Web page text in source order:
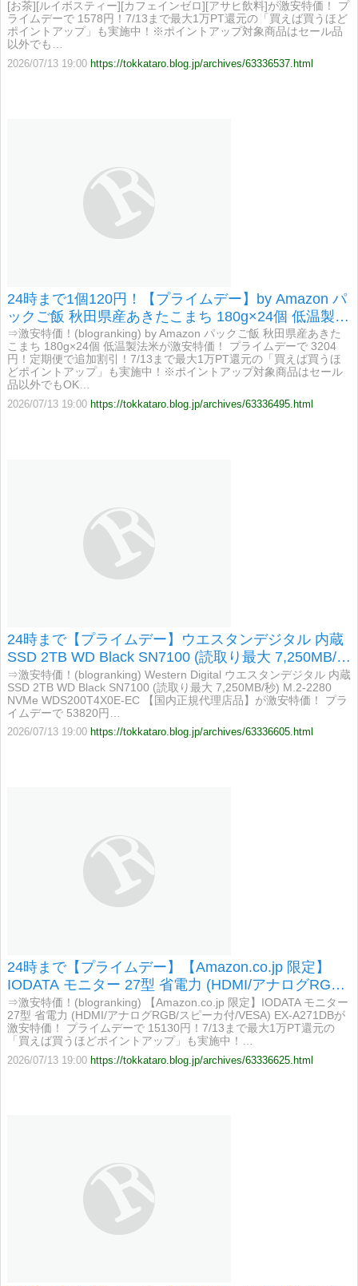
[お茶][ルイボスティー][カフェインゼロ][アサヒ飲料]が激安特価！ プ
ライムデーで 1578円！7/13まで最大1万PT還元の「買えば買うほど
ポイントアップ」も実施中！※ポイントアップ対象商品はセール品
以外でも…
2026/07/13 19:00 https://tokkataro.blog.jp/archives/63336537.html
24時まで1個120円！【プライムデー】by Amazon パ
ックご飯 秋田県産あきたこまち 180g×24個 低温製法
米が激安特価！
⇒激安特価！(blogranking) by Amazon パックご飯 秋田県産あきた
こまち 180g×24個 低温製法米が激安特価！ プライムデーで 3204
円！定期便で追加割引！7/13まで最大1万PT還元の「買えば買うほ
どポイントアップ」も実施中！※ポイントアップ対象商品はセール
品以外でもOK…
2026/07/13 19:00 https://tokkataro.blog.jp/archives/63336495.html
24時まで【プライムデー】ウエスタンデジタル 内蔵
SSD 2TB WD Black SN7100 (読取り最大 7,250MB/
秒) M.2-2280 NVMe WDS200T4X0E-EC 【国内正規
代理店品】が激安特価！
⇒激安特価！(blogranking) Western Digital ウエスタンデジタル 内蔵
SSD 2TB WD Black SN7100 (読取り最大 7,250MB/秒) M.2-2280
NVMe WDS200T4X0E-EC 【国内正規代理店品】が激安特価！ プラ
イムデーで 53820円…
2026/07/13 19:00 https://tokkataro.blog.jp/archives/63336605.html
24時まで【プライムデー】【Amazon.co.jp 限定】
IODATA モニター 27型 省電力 (HDMI/アナログRGB/
スピーカ付/VESA) EX-A271DBが激安特価！
⇒激安特価！(blogranking) 【Amazon.co.jp 限定】IODATA モニター
27型 省電力 (HDMI/アナログRGB/スピーカ付/VESA) EX-A271DBが
激安特価！ プライムデーで 15130円！7/13まで最大1万PT還元の
「買えば買うほどポイントアップ」も実施中！…
2026/07/13 19:00 https://tokkataro.blog.jp/archives/63336625.html